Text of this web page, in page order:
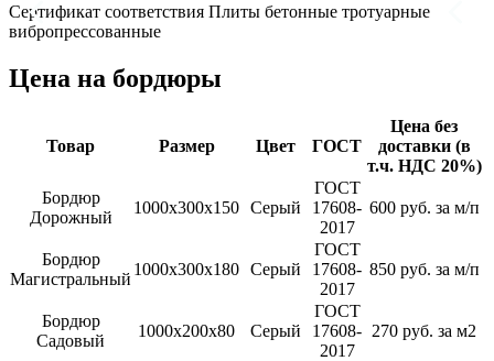
Сертификат соответствия Плиты бетонные тротуарные
вибропрессованные
Цена на бордюры
Товар Размер Цвет ГОСТ
Цена без
доставки (в
т.ч. НДС 20%)
Бордюр
Дорожный
1000x300x150 Серый
ГОСТ
17608-
2017
600 руб. за м/п
Бордюр
Магистральный
1000x300x180 Серый
ГОСТ
17608-
2017
850 руб. за м/п
Бордюр
Садовый
1000x200x80 Серый
ГОСТ
17608-
2017
270 руб. за м2